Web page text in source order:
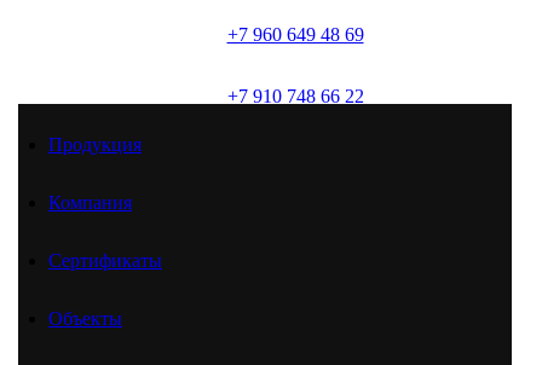
+7 960 649 48 69
+7 910 748 66 22
Продукция
Сертификаты
Продукция
Компания
Сертификаты
Объекты